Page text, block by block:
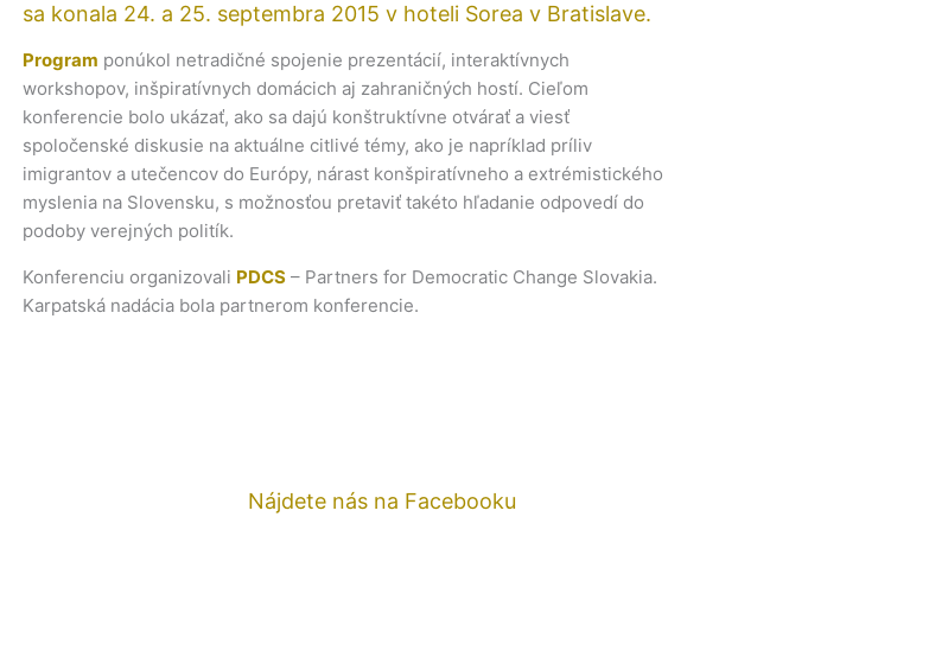
sa konala 24. a 25. septembra 2015 v hoteli Sorea v Bratislave.
Program ponúkol netradičné spojenie prezentácií, interaktívnych
workshopov, inšpiratívnych domácich aj zahraničných hostí. Cieľom
konferencie bolo ukázať, ako sa dajú konštruktívne otvárať a viesť
spoločenské diskusie na aktuálne citlivé témy, ako je napríklad príliv
imigrantov a utečencov do Európy, nárast konšpiratívneho a extrémistického
myslenia na Slovensku, s možnosťou pretaviť takéto hľadanie odpovedí do
podoby verejných politík.
Konferenciu organizovali PDCS – Partners for Democratic Change Slovakia.
Karpatská nadácia bola partnerom konferencie.
Nájdete nás na Facebooku